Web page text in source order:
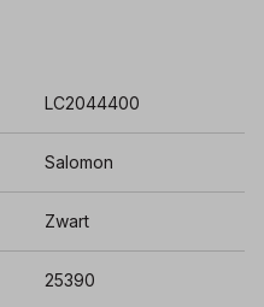
LC2044400
Salomon
Zwart
25390